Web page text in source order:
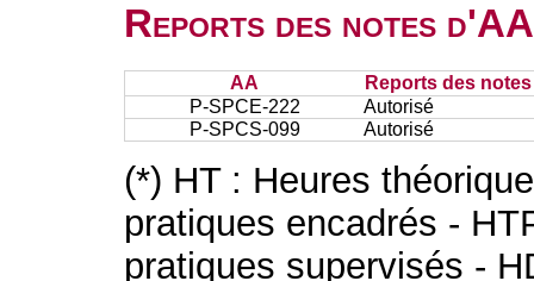
Reports des notes
AA
Reports des
P-SPCE-222
Autorisé
P-SPCS-099
Autorisé
(*) HT : Heures
pratiques encadrés -
pratiques supervisés -